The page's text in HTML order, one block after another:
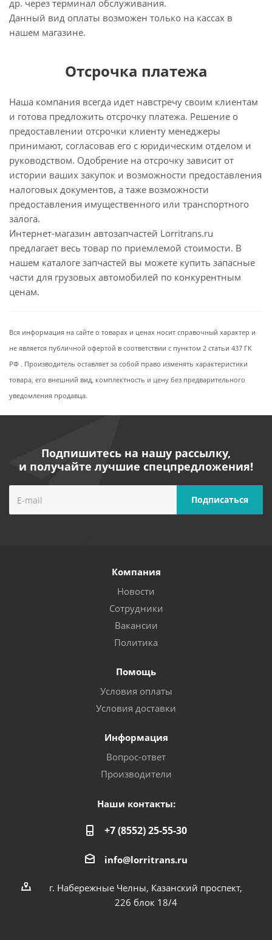
др. через терминал обслуживания.
Данный вид оплаты возможен только на кассах в
нашем магазине.
Отсрочка платежа
Наша компания всегда идет навстречу своим клиентам
и готова предложить отсрочку платежа. Решение о
предоставлении отсрочки клиенту менеджеры
принимают, согласовав его с юридическим отделом и
руководством. Одобрение на отсрочку зависит от
истории ваших закупок и возможности предоставления
налоговых документов, а таже возможности
предоставления имущественного или транспортного
залога.
Интернет-магазин автозапчастей Lorritrans.ru
предлагает весь товар по приемлемой стоимости. В
нашем каталоге запчастей вы можете купить запасные
части для грузовых автомобилей по конкурентным
ценам.
Вся информация на сайте о товарах и ценах носит справочный характер и
не является публичной офертой в соответствии с пунктом 2 статьи 437 ГК
РФ . Производитель оставляет за собой право изменять характеристики
товара, его внешний вид, комплектность и цену без предварительного
уведомления продавца.
Подпишитесь на нашу рассылку,
и получайте лучшие спецпредложения!
Компания
Новости
Сотрудники
Вакансии
Политика
Помощь
Условия оплаты
Условия доставки
Информация
Вопрос-ответ
Производители
Наши контакты:
+7 (8552) 25-55-30
info@lorritrans.ru
г. Набережные Челны, Казанский проспект,
226 блок 18/4